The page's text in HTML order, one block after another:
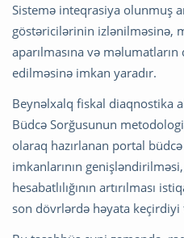
Sistemə inteqrasiya olunmuş
göstəricilərinin izlənilməsinə,
aparılmasına və
edilməsinə imkan yaradır.
Beynəlxalq fiskal diaqnostika
Büdcə Sorğusunun
olaraq hazırlanan portal büdcə
imkanlarının genişləndirilməsi,
hesabatlılığının artırılması
son dövrlərdə həyata